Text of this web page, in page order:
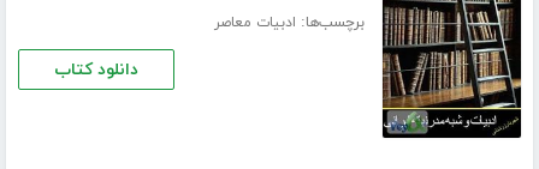
برچسب‌ها: ادبیات معاصر
دانلود کتاب